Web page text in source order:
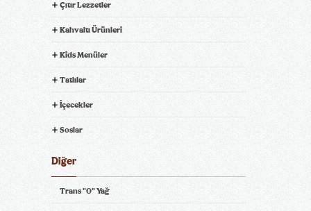
Çıtır Lezzetler
Kahvaltı Ürünleri
Kids Menüler
Tatlılar
İçecekler
Soslar
Diğer
Trans "0" Yağ